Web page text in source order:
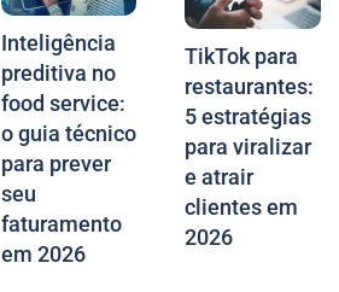
Inteligência
preditiva no
food service:
o guia técnico
para prever
seu
faturamento
em 2026
TikTok para
restaurantes:
5 estratégias
para viralizar
e atrair
clientes em
2026